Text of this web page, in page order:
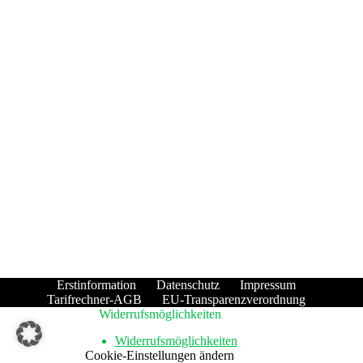
Erstinformation Datenschutz
Impressum
Tarifrechner-AGB
EU-Transparenzverordnung
Widerrufsmöglichkeiten
Widerrufsmöglichkeiten
Cookie-Einstellungen ändern